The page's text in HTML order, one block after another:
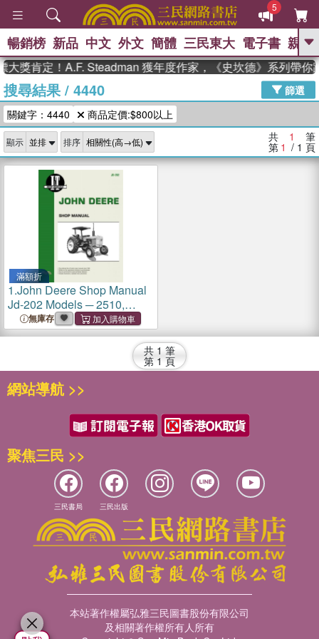
5
GO
高希均教授回憶錄
、 The Odyssey 、 父親節 、 如果歷
史是一群喵
獎 臺灣漫遊錄 、 方念華 、 台灣的李
登輝時代
數學女孩：黎曼猜想 、
偉大的迷走神經
暢銷榜 新品 中文 外文 簡體 三民東大 電子書 親子
獎肯定！A.F. Steadman 獲年度作家，《史坎德》系列帶你
搜尋結果/ 4440
篩選
關鍵字：4440
商品定價:$800以上
顯示 排序 共 1 筆
第 1 / 1 頁
滿額折
1.John Deere Shop Manual
Jd-202 Models ─ 2510,
2520, 2040, 2240, 2440,
2640, 2840, 4040, 4240,
無庫存
共 1 筆
第 1 頁
網站導航 >>
聚焦三民 >>
三民書局 三民出版
本站著作權屬弘雅三民圖書股份有限公司
及相關著作權所有人所有